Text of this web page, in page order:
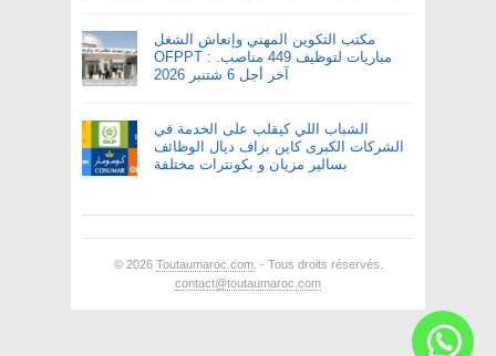
مكتب التكوين المهني وإنعاش الشغل
OFPPT : مباريات لتوظيف 449 مناصب.
آخر أجل 6 شتنبر 2026
الشباب اللي كيقلب على الخدمة في
الشركات الكبرى كاين بزاف ديال الوظائف
بسالير مزيان و بكونترات مختلفة
© 2026 Toutaumaroc.com. - Tous droits réservés.
contact@toutaumaroc.com